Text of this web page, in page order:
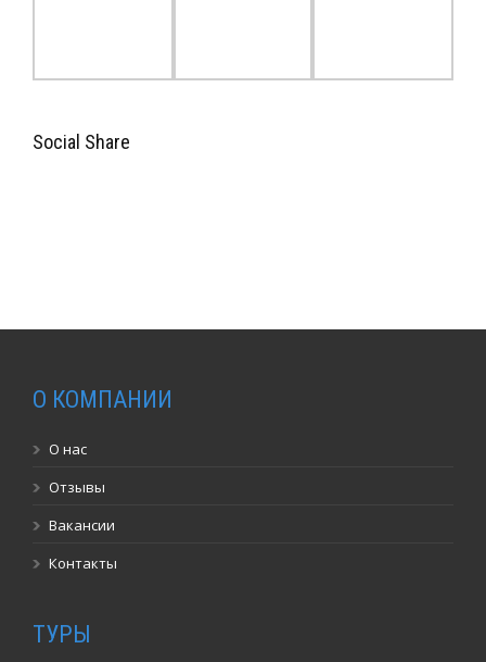
Social Share
О КОМПАНИИ
О нас
Отзывы
Вакансии
Контакты
ТУРЫ